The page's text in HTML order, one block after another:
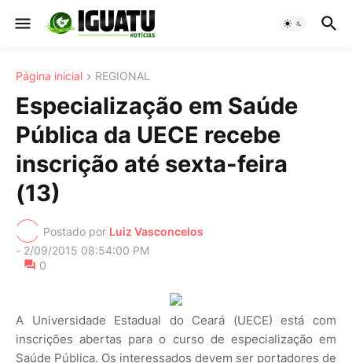
Página inicial REGIONAL
Especialização em Saúde
Pública da UECE recebe
inscrição até sexta-feira
(13)
Postado por Luiz Vasconcelos
- 2/09/2015 08:54:00 PM
0
A Universidade Estadual do Ceará (UECE) está com
inscrições abertas para o curso de especialização em
Saúde Pública. Os interessados devem ser portadores de